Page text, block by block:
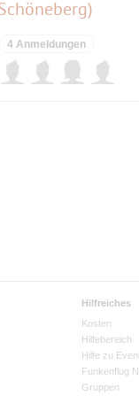
4 Anmeldungen
Hilfreiches
Kosten
Hilfebereich
Hilfe zu
Funkenflug
Gruppen